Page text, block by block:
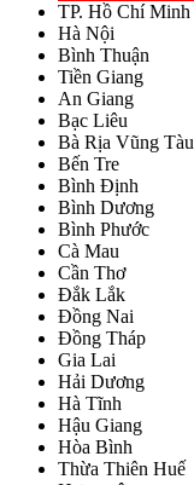
TP. Hồ Chí Minh
Hà Nội
Bình Thuận
Tiền Giang
An Giang
Bạc Liêu
Bà Rịa Vũng Tàu
Bến Tre
Bình Định
Bình Dương
Bình Phước
Cà Mau
Cần Thơ
Đắk Lắk
Đồng Nai
Đồng Tháp
Gia Lai
Hải Dương
Hà Tĩnh
Hậu Giang
Hòa Bình
Thừa Thiên Huế